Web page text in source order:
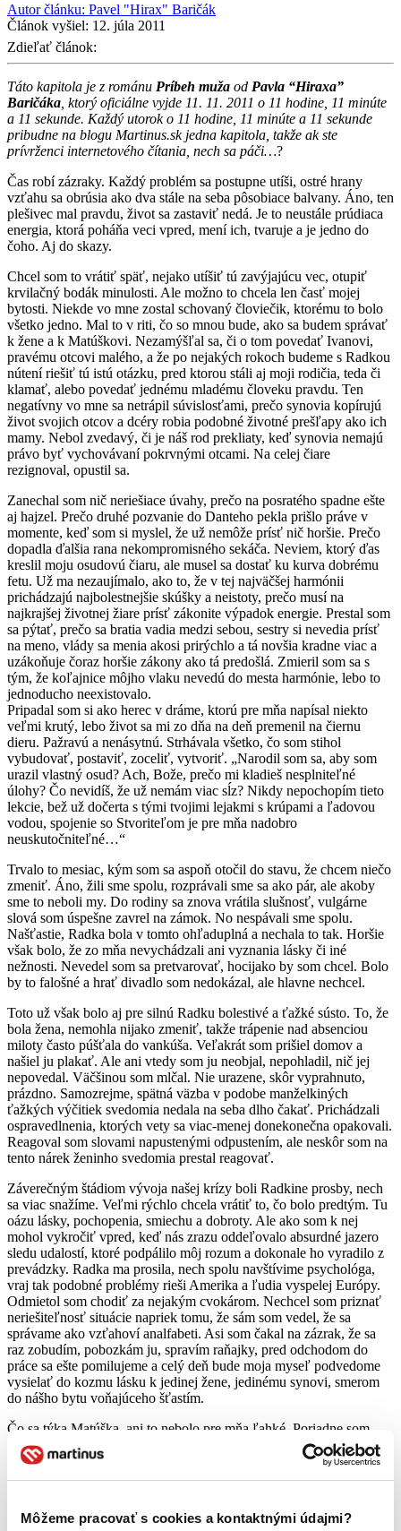
Môžeme pracovať s cookies a kontaktnými údajmi?
Autor článku: Pavel "Hirax" Baričák
Článok vyšiel: 12. júla 2011
Zdieľať článok:
Táto kapitola je z románu Príbeh muža od Pavla “Hiraxa”
Baričáka , ktorý oficiálne vyjde 11. 11. 2011 o 11 hodine, 11 minúte
a 11 sekunde. Každý utorok o 11 hodine, 11 minúte a 11 sekunde
pribudne na blogu Martinus.sk jedna kapitola, takže ak ste
prívrženci internetového čítania, nech sa páči…?
Čas robí zázraky. Každý problém sa postupne utíši, ostré hrany
vzťahu sa obrúsia ako dva stále na seba pôsobiace balvany. Áno, ten
plešivec mal pravdu, život sa zastaviť nedá. Je to neustále prúdiaca
energia, ktorá poháňa veci vpred, mení ich, tvaruje a je jedno do
čoho. Aj do skazy.
Chcel som to vrátiť späť, nejako utíšiť tú zavýjajúcu vec, otupiť
krvilačný bodák minulosti. Ale možno to chcela len časť mojej
bytosti. Niekde vo mne zostal schovaný človiečik, ktorému to bolo
všetko jedno. Mal to v riti, čo so mnou bude, ako sa budem správať
k žene a k Matúškovi. Nezamýšľal sa, či o tom povedať Ivanovi,
pravému otcovi malého, a že po nejakých rokoch budeme s Radkou
nútení riešiť tú istú otázku, pred ktorou stáli aj moji rodičia, teda či
klamať, alebo povedať jednému mladému človeku pravdu. Ten
negatívny vo mne sa netrápil súvislosťami, prečo synovia kopírujú
život svojich otcov a dcéry robia podobné životné prešľapy ako ich
mamy. Nebol zvedavý, či je náš rod prekliaty, keď synovia nemajú
právo byť vychovávaní pokrvnými otcami. Na celej čiare
rezignoval, opustil sa.
Zanechal som nič neriešiace úvahy, prečo na posratého spadne ešte
aj hajzel. Prečo druhé pozvanie do Danteho pekla prišlo práve v
momente, keď som si myslel, že už nemôže prísť nič horšie. Prečo
dopadla ďalšia rana nekompromisného sekáča. Neviem, ktorý ďas
kreslil moju osudovú čiaru, ale musel sa dostať ku kurva dobrému
fetu. Už ma nezaujímalo, ako to, že v tej najväčšej harmónii
prichádzajú najbolestnejšie skúšky a neistoty, prečo musí na
najkrajšej životnej žiare prísť zákonite výpadok energie. Prestal som
sa pýtať, prečo sa bratia vadia medzi sebou, sestry si nevedia prísť
na meno, vlády sa menia akosi prirýchlo a tá novšia kradne viac a
uzákoňuje čoraz horšie zákony ako tá predošlá. Zmieril som sa s
tým, že koľajnice môjho vlaku nevedú do mesta harmónie, lebo to
jednoducho neexistovalo.
Pripadal som si ako herec v dráme, ktorú pre mňa napísal niekto
veľmi krutý, lebo život sa mi zo dňa na deň premenil na čiernu
dieru. Pažravú a nenásytnú. Strhávala všetko, čo som stihol
vybudovať, postaviť, zoceliť, vytvoriť. „Narodil som sa, aby som
urazil vlastný osud? Ach, Bože, prečo mi kladieš nesplniteľné
úlohy? Čo nevidíš, že už nemám viac sĺz? Nikdy nepochopím tieto
lekcie, bež už dočerta s tými tvojimi lejakmi s krúpami a ľadovou
vodou, spojenie so Stvoriteľom je pre mňa nadobro
neuskutočniteľné…“
Trvalo to mesiac, kým som sa aspoň otočil do stavu, že chcem niečo
zmeniť. Áno, žili sme spolu, rozprávali sme sa ako pár, ale akoby
sme to neboli my. Do rodiny sa znova vrátila slušnosť, vulgárne
slová som úspešne zavrel na zámok. No nespávali sme spolu.
Našťastie, Radka bola v tomto ohľaduplná a nechala to tak. Horšie
však bolo, že zo mňa nevychádzali ani vyznania lásky či iné
nežnosti. Nevedel som sa pretvarovať, hocijako by som chcel. Bolo
by to falošné a hrať divadlo som nedokázal, ale hlavne nechcel.
Toto už však bolo aj pre silnú Radku bolestivé a ťažké sústo. To, že
bola žena, nemohla nijako zmeniť, takže trápenie nad absenciou
miloty často púšťala do vankúša. Veľakrát som prišiel domov a
našiel ju plakať. Ale ani vtedy som ju neobjal, nepohladil, nič jej
nepovedal. Väčšinou som mlčal. Nie urazene, skôr vyprahnuto,
prázdno. Samozrejme, spätná väzba v podobe manželkiných
ťažkých výčitiek svedomia nedala na seba dlho čakať. Prichádzali
ospravedlnenia, ktorých vety sa viac-menej donekonečna opakovali.
Reagoval som slovami napustenými odpustením, ale neskôr som na
tento nárek ženinho svedomia prestal reagovať.
Záverečným štádiom vývoja našej krízy boli Radkine prosby, nech
sa viac snažíme. Veľmi rýchlo chcela vrátiť to, čo bolo predtým. Tu
oázu lásky, pochopenia, smiechu a dobroty. Ale ako som k nej
mohol vykročiť vpred, keď nás zrazu oddeľovalo absurdné jazero
sledu udalostí, ktoré podpálilo môj rozum a dokonale ho vyradilo z
prevádzky. Radka ma prosila, nech spolu navštívime psychológa,
vraj tak podobné problémy rieši Amerika a ľudia vyspelej Európy.
Odmietol som chodiť za nejakým cvokárom. Nechcel som priznať
neriešiteľnosť situácie napriek tomu, že sám som vedel, že sa
správame ako vzťahoví analfabeti. Asi som čakal na zázrak, že sa
raz zobudím, pobozkám ju, spravím raňajky, pred odchodom do
práce sa ešte pomilujeme a celý deň bude moja myseľ podvedome
vysielať do kozmu lásku k jedinej žene, jedinému synovi, smerom
do nášho bytu voňajúceho šťastím.
Čo sa týka Matúška, ani to nebolo pre mňa ľahké. Poriadne som
ochladol. Ťažko budete prosiť ruky, aby hladkali, jazyk, aby
rozprával pekné a úsmev navodzujúce slová, keď ste zrazu stratili
adresu do jazera lásky, na chodník k vlastnému partnerovi. Často
robil niečo, čo zvykne dospelých napáliť. Toto predtým nebolo.
Vtedy sa mi vynárali spomienky na toho otca turistu, ktorého som